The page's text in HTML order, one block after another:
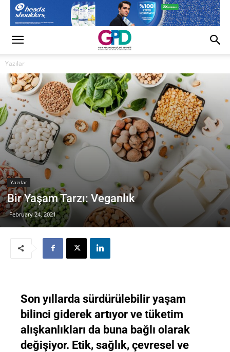
Yazılar
Yazılar
Bir Yaşam Tarzı: Veganlık
February 24, 2021
Son yıllarda sürdürülebilir yaşam
bilinci giderek artıyor ve tüketim
alışkanlıkları da buna bağlı olarak
değişiyor. Etik, sağlık, çevresel ve